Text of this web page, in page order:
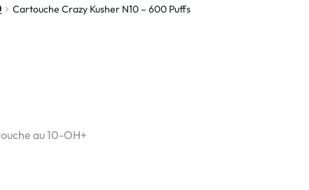
Cartouche Crazy Kusher N10 – 600 Puffs